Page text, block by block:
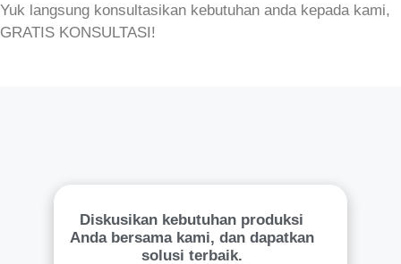
Yuk langsung konsultasikan kebutuhan anda kepada kami,
GRATIS KONSULTASI!
Diskusikan kebutuhan produksi
Anda bersama kami, dan dapatkan
solusi terbaik.